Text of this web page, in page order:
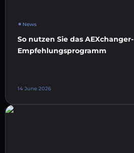
News
So nutzen Sie das AEXchanger-
Empfehlungsprogramm
14 June 2026